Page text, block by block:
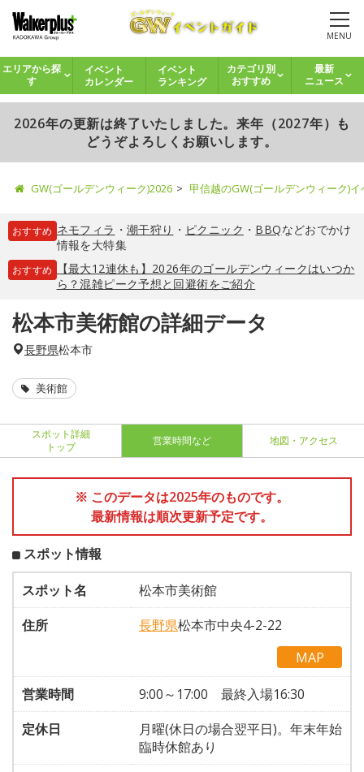
MENU
エリアから探
す
イベント
カレンダー
イベント
ランキング
カテゴリ別
おすすめ
最新
ニュース
2026年の更新は終了いたしました。来年（2027年）も
どうぞよろしくお願いします。
GW(ゴールデンウィーク)2026 甲信越のGW(ゴールデンウィーク)
おすすめ ネモフィラ ・ 潮干狩り ・ ピクニック ・ BBQなどおでかけ
情報を大特集
おすすめ
【最大12連休も】2026年のゴールデンウィークはいつか
ら？混雑ピーク予想と回避術をご紹介
松本市美術館の詳細データ
長野県松本市
美術館
スポット詳細
トップ
営業時間など 地図・アクセス
※ このデータは2025年のものです。
最新情報は順次更新予定です。
スポット情報
スポット名
松本市美術館
住所
長野県松本市中央4-2-22
MAP
営業時間
9:00～17:00 最終入場16:30
定休日
月曜(休日の場合翌平日)。年末年始
臨時休館あり